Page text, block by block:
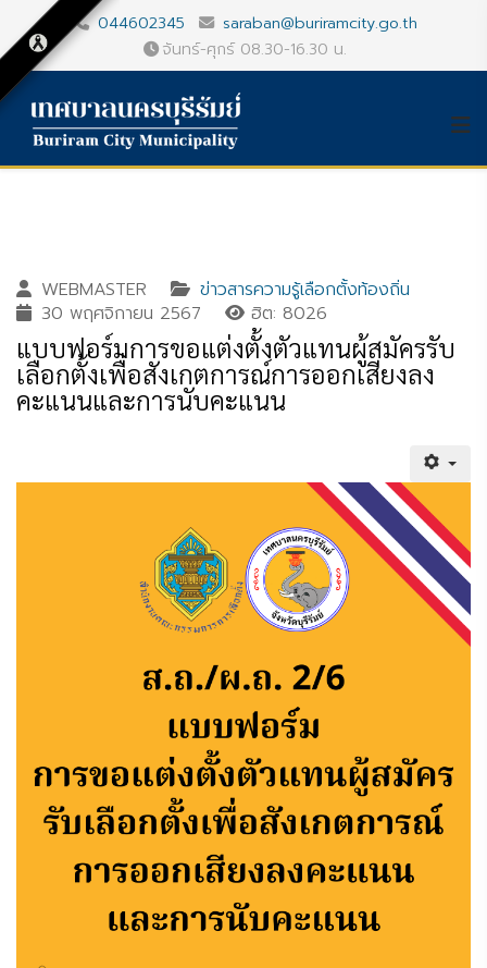
044602345
saraban@buriramcity.go.th
จันทร์-ศุกร์ 08.30-16.30 น.
WEBMASTER
ข่าวสารความรู้เลือกตั้งท้องถิ่น
30 พฤศจิกายน 2567
ฮิต: 8026
แบบฟอร์มการขอแต่งตั้งตัวแทนผู้สมัครรับ
เลือกตั้งเพื่อสังเกตการณ์การออกเสียงลง
คะแนนและการนับคะแนน